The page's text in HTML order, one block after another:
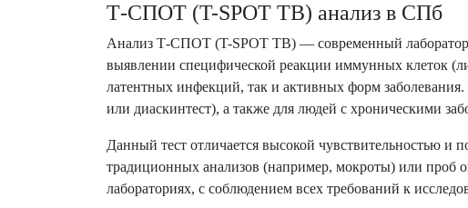
Т-СПОТ (T-SPOT TB) анализ в СПб
Анализ Т-СПОТ (T-SPOT TB) — современный
выявлении специфической реакции иммунных клеток
латентных инфекций, так и активных форм
или диаскинтест), а также для людей с хроническими
Данный тест отличается высокой чувствительностью и
традиционных анализов (например, мокроты) или проб
лабораториях, с соблюдением всех требований к